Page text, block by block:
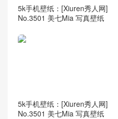
5k手机壁纸：[Xiuren秀人网]
No.3501 美七Mia 写真壁纸
5k手机壁纸：[Xiuren秀人网]
No.3501 美七Mia 写真壁纸